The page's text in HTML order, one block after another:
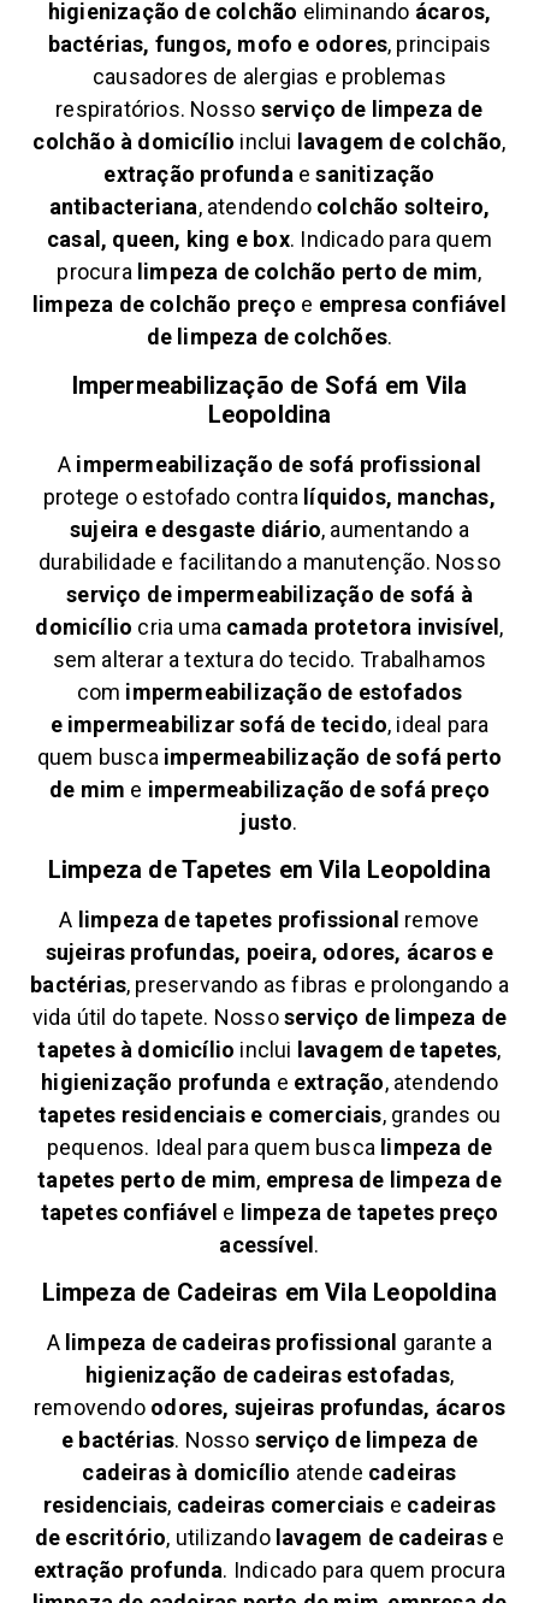
higienização de colchão eliminando ácaros,
bactérias, fungos, mofo e odores, principais
causadores de alergias e problemas
respiratórios. Nosso serviço de limpeza de
colchão à domicílio inclui lavagem de colchão,
extração profunda esanitização
antibacteriana, atendendo colchão solteiro,
casal, queen, king e box. Indicado para quem
procura limpeza de colchão perto de mim,
limpeza de colchão preço e empresa confiável
de limpeza de colchões.
Impermeabilização de Sofá em Vila
Leopoldina
A impermeabilização de sofá profissional
protege o estofado contra líquidos, manchas,
sujeira e desgaste diário, aumentando a
durabilidade e facilitando a manutenção. Nosso
serviço de impermeabilização de sofá à
domicílio cria uma camada protetora invisível,
sem alterar a textura do tecido. Trabalhamos
com impermeabilização de estofados
e impermeabilizar sofá de tecido, ideal para
quem busca impermeabilização de sofá perto
de mim e impermeabilização de sofá preço
justo.
Limpeza de Tapetes emVila Leopoldina
A limpeza de tapetes profissional remove
sujeiras profundas, poeira, odores, ácaros e
bactérias, preservando as fibras e prolongando a
vida útil do tapete. Nossoserviço de limpeza de
tapetes à domicílio inclui lavagem de tapetes,
higienização profunda e extração, atendendo
tapetes residenciais e comerciais, grandes ou
pequenos. Ideal para quem busca limpeza de
tapetes perto de mim, empresa de limpeza de
tapetes confiável e limpeza de tapetes preço
acessível .
Limpeza de Cadeiras emVila Leopoldina
A limpeza de cadeiras profissional garante a
higienização de cadeiras estofadas,
removendoodores, sujeiras profundas, ácaros
e bactérias. Nosso serviço de limpeza de
cadeiras à domicílio atende cadeiras
residenciais, cadeiras comerciais e cadeiras
de escritório, utilizando lavagem de cadeirase
extração profunda. Indicado para quem procura